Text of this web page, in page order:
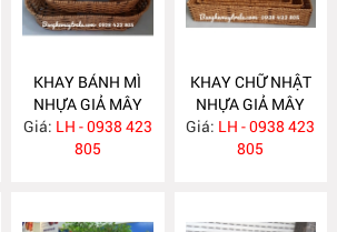
KHAY BÁNH MÌ
NHỰA GIẢ MÂY
NH129
Giá: LH - 0938 423
805
KHAY CHỮ NHẬT
NHỰA GIẢ MÂY
NH128
Giá: LH - 0938 423
805